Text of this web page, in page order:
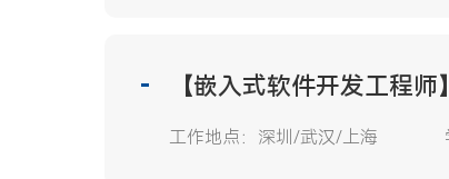
【嵌入式软件开发工程师】
工作地点： 深圳/武汉/上海